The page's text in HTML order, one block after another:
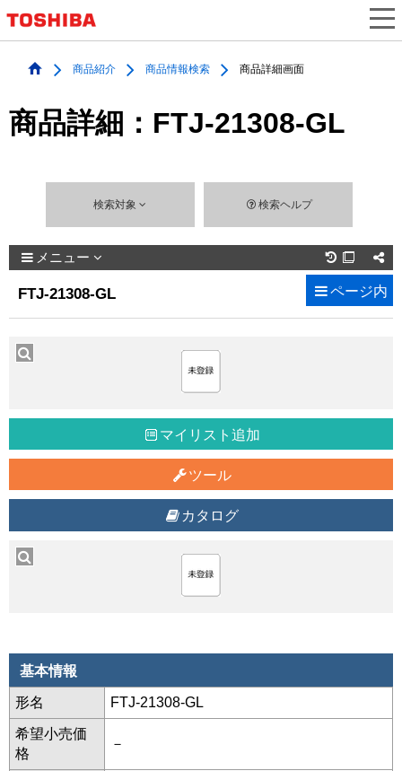
商品紹介 商品情報検索 商品詳細画面
商品詳細：FTJ-21308-GL
検索対象 検索ヘルプ
メニュー 
FTJ-21308-GL ページ内
マイリスト追加
ツール
カタログ
基本情報
形名 FTJ-21308-GL
希望小売価
格
－